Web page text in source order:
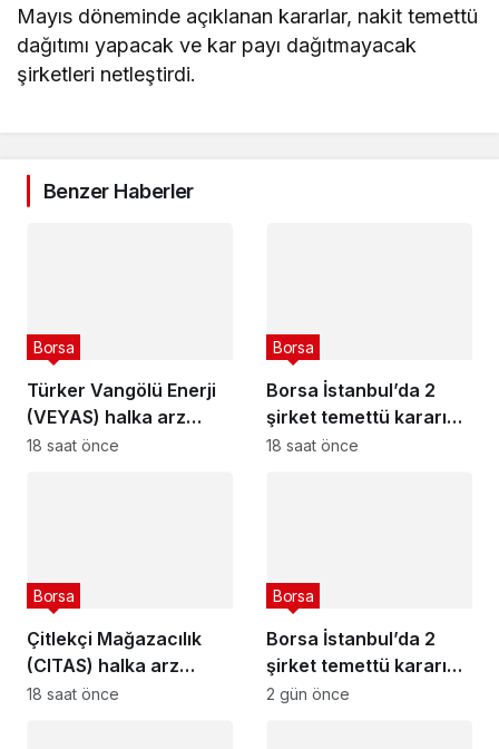
Mayıs döneminde açıklanan kararlar, nakit temettü
dağıtımı yapacak ve kar payı dağıtmayacak
şirketleri netleştirdi.
Benzer Haberler
Türker Vangölü Enerji
(VEYAS) halka arz
tarihleri açıklandı
Borsa
18 saat önce
Borsa İstanbul’da 2
şirket temettü kararını
açıkladı – 7 Ağustos
Borsa
18 saat önce
Çitlekçi Mağazacılık
(CITAS) halka arz
tarihleri açıklandı
Borsa
18 saat önce
Borsa İstanbul’da 2
şirket temettü kararını
açıkladı – 6 Ağustos
Borsa
2 gün önce